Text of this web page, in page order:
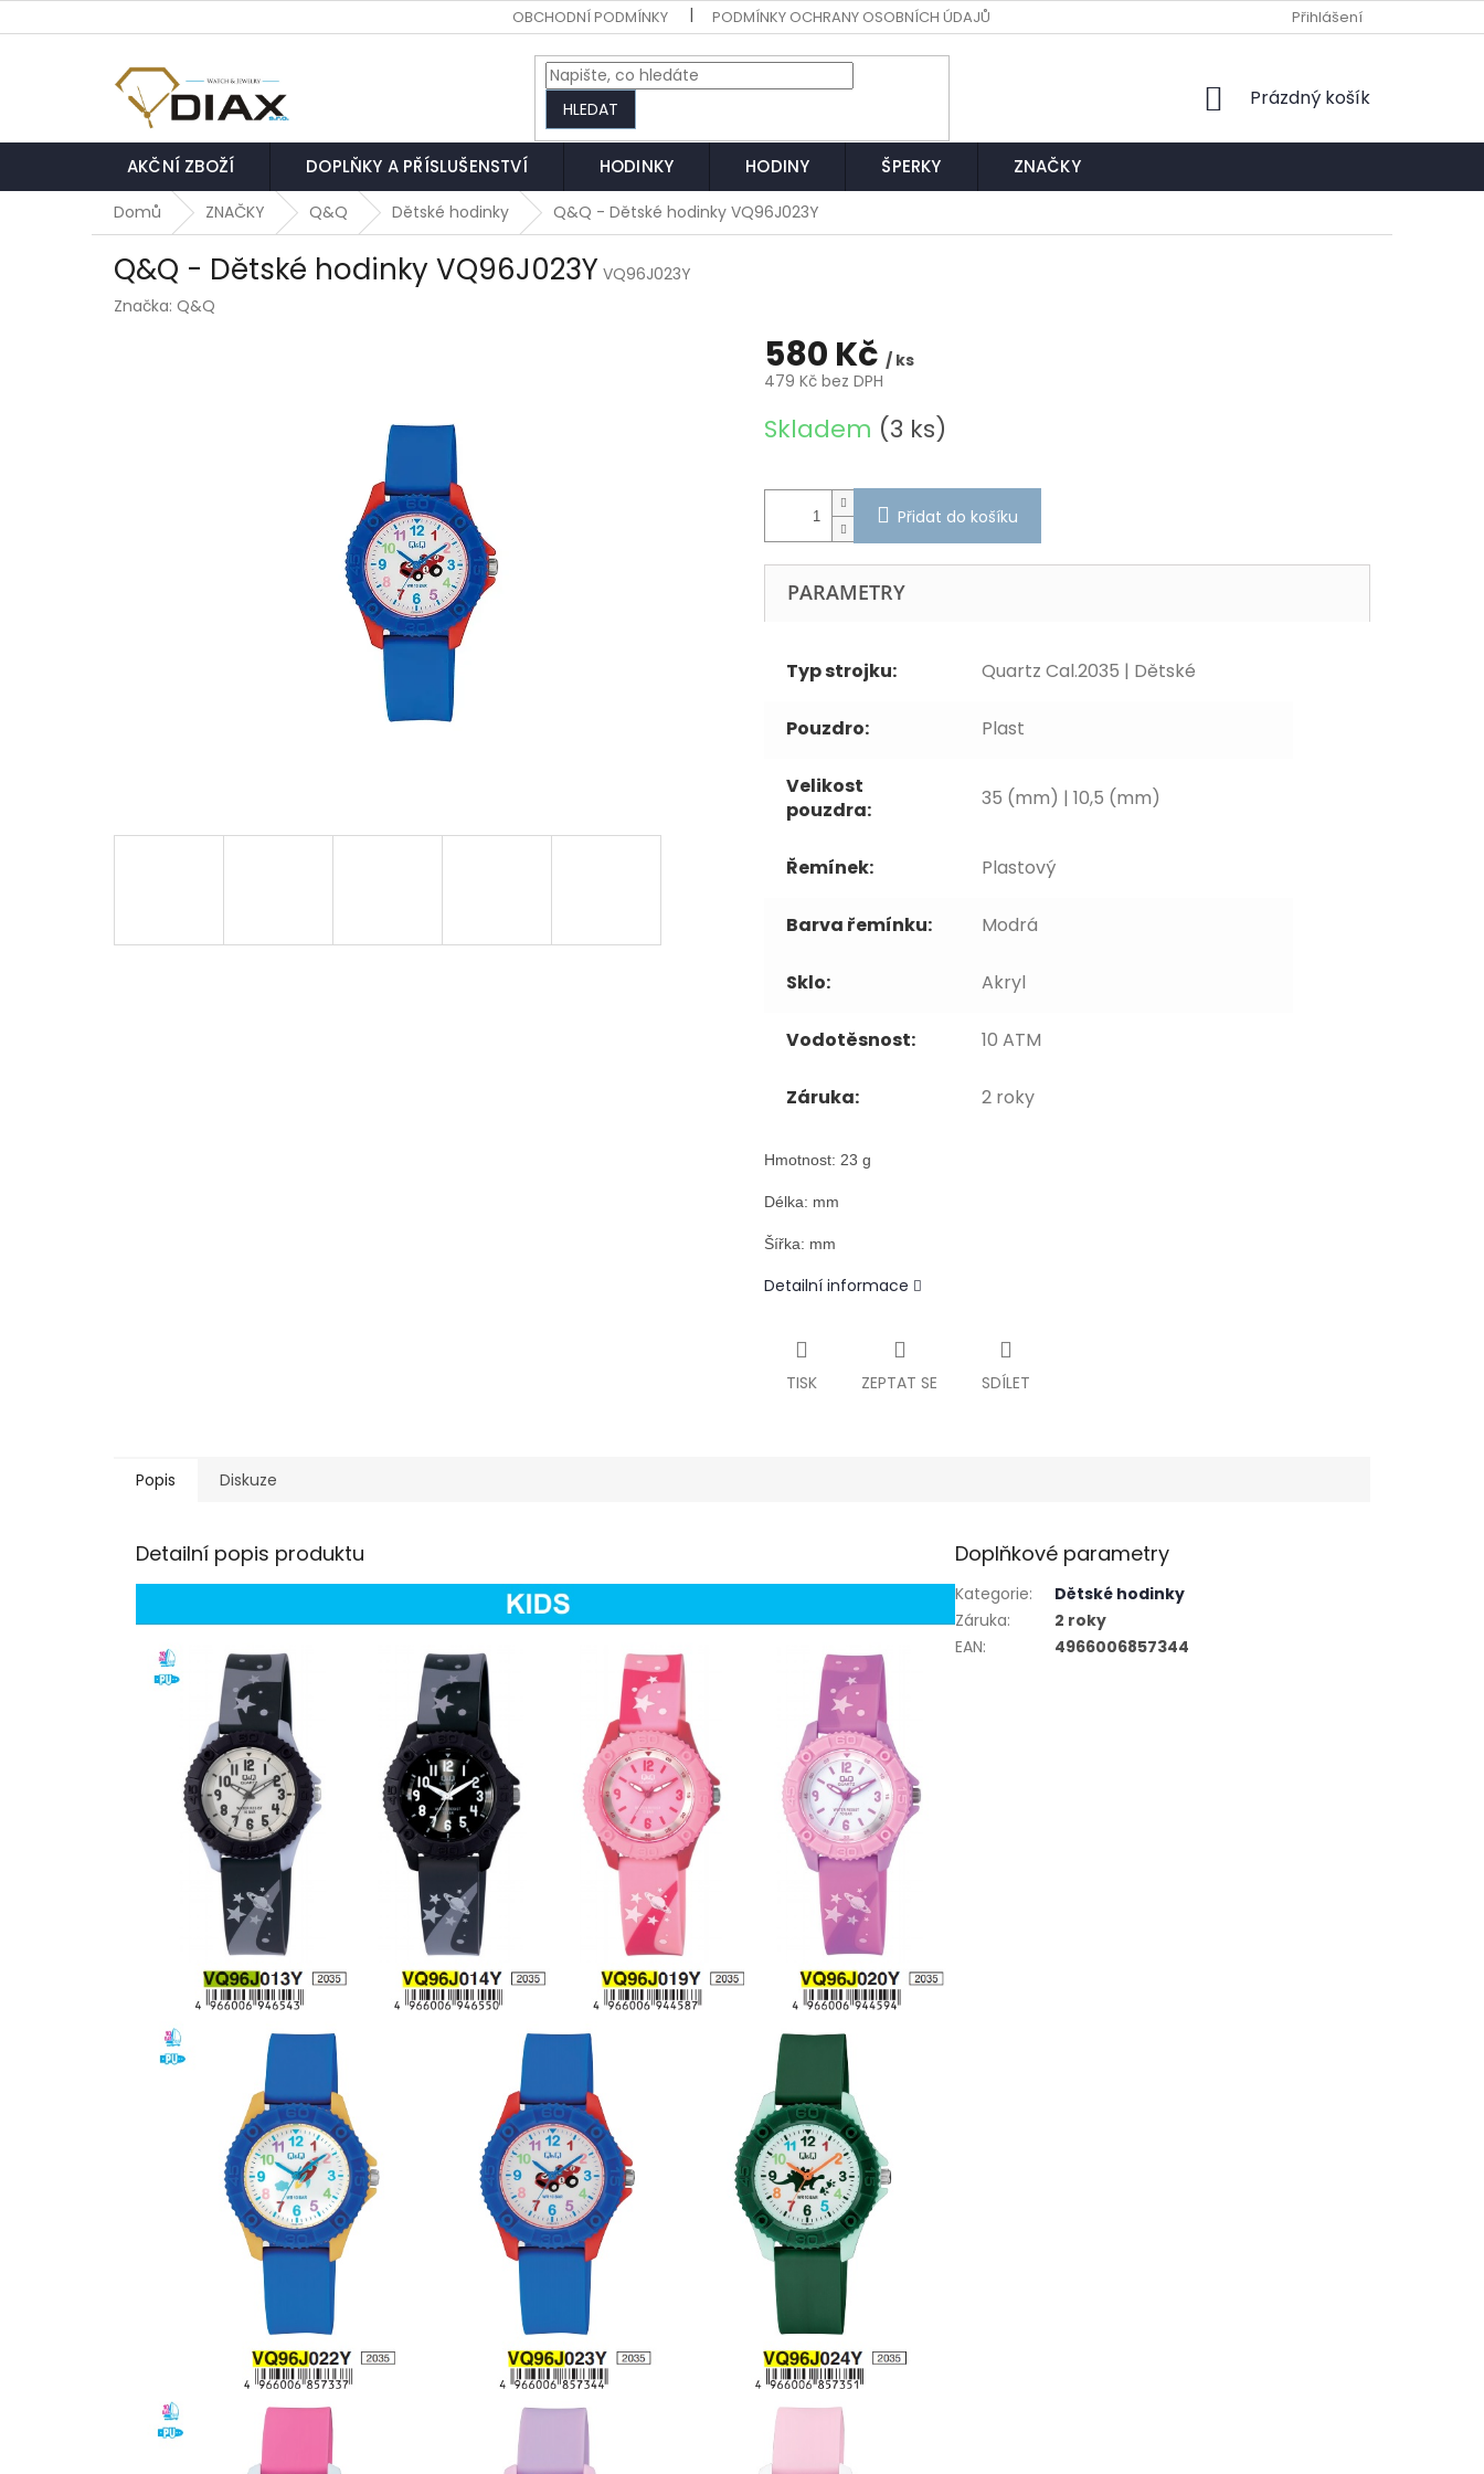
na
OBCHODNÍ PODMÍNKY PODMÍNKY OCHRANY OSOBNÍCH ÚDAJŮ EXPEDIČNÍ A KONTAKTNÍ MÍSTO
Přihlášení
HLEDAT
NÁKUPNÍ
Prázdný košík
AKČNÍ ZBOŽÍ DOPLŇKY A PŘÍSLUŠENSTVÍ HODINKY HODINY ŠPERKY ZNAČKY
Domů ZNAČKY Q&Q Dětské hodinky Q&Q - Dětské hodinky VQ96J023Y
Q&Q - Dětské hodinky VQ96J023Y VQ96J023Y
Značka: Q&Q
580 Kč / ks
479 Kč bez DPH
cena:
Skladem (3 ks)
Přidat do košíku
PARAMETRY
Typ strojku: Quartz Cal.2035 | Dětské
Pouzdro: Plast
Velikost
pouzdra:
35 (mm) | 10,5 (mm)
Řemínek: Plastový
Barva řemínku: Modrá
Sklo: Akryl
Vodotěsnost: 10 ATM
Záruka: 2 roky
Hmotnost: 23 g
Délka: mm
Šířka: mm
Detailní informace
TISK ZEPTAT SE SDÍLET
Popis Diskuze
Detailní popis produktu Doplňkové parametry
Kategorie:
Dětské hodinky
Záruka:
2 roky
EAN: 4966006857344